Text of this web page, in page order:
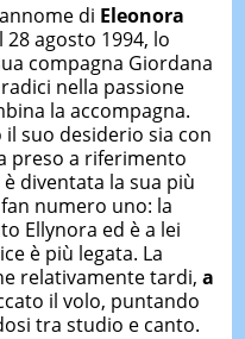
di Eleonora
28 agosto 1994, lo
compagna Giordana
nella passione
la accompagna.
suo desiderio sia con
preso a riferimento
diventata la sua più
numero uno: la
Ellynora ed è a lei
è più legata. La
relativamente tardi, a
il volo, puntando
tra studio e canto.